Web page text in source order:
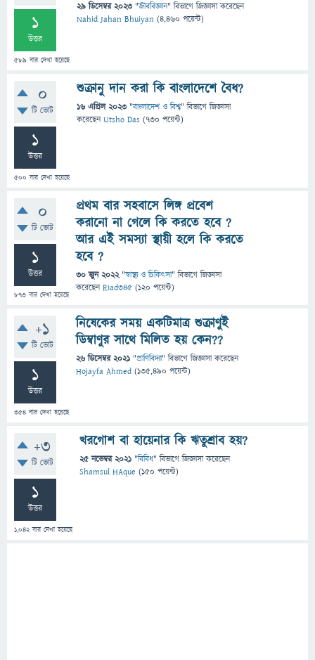
1
উত্তর
589 বার দেখা হয়েছে
29 ডিসেম্বর 2023 "জীববিজ্ঞান" বিভাগে জিজ্ঞাসাকরেছেন
Nahid Jahan Bhuiyan (4,460 পয়েন্ট)
0
টি ভোট
1
উত্তর
500 বার দেখা হয়েছে
শুক্রানু দান করা কি বাংলাদেশে বৈধ?
16 এপ্রিল 2023 "বাংলাদেশ ও বিশ্ব" বিভাগে জিজ্ঞাসা
করেছেনUtsho Das (730 পয়েন্ট)
0
টি ভোট
1
উত্তর
873 বার দেখা হয়েছে
প্রথম বার সহবাসে লিঙ্গ প্রবেশ
করানো না গেলে কি করতে হবে ?
আর এই সমস্যা স্থায়ী হলে কি করতে
হবে ?
30 জুন 2022 "স্বাস্থ্য ও চিকিৎসা" বিভাগে জিজ্ঞাসা
করেছেনRiad345 (120 পয়েন্ট)
+1
টি ভোট
1
উত্তর
354 বার দেখা হয়েছে
নিষেকের সময় একটিমাত্র শুক্রাণুই
ডিম্বাণুর সাথে মিলিত হয় কেন??
26 ডিসেম্বর 2021 "প্রাণিবিদ্যা" বিভাগে জিজ্ঞাসাকরেছেন
Hojayfa Ahmed (135,490 পয়েন্ট)
+3
টি ভোট
1
উত্তর
1,042বার দেখা হয়েছে
খরগোশ বা হায়েনার কি ঋতুশ্রাব হয়?
25 নভেম্বর 2021 "বিবিধ" বিভাগে জিজ্ঞাসাকরেছেন
Shamsul HAque (150 পয়েন্ট)